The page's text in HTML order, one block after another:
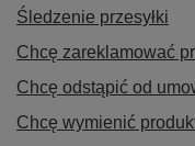
Śledzenie przesyłki
Chcę zareklamować
Chcę odstąpić od
Chcę wymienić